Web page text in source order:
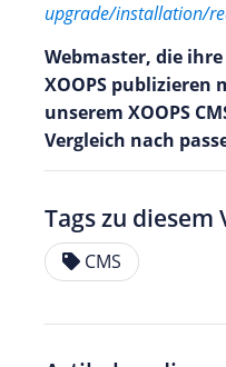
upgrade/installation/
Webmaster, die
XOOPS publizieren
unserem XOOPS
Vergleich nach
Tags zu diesem
CMS